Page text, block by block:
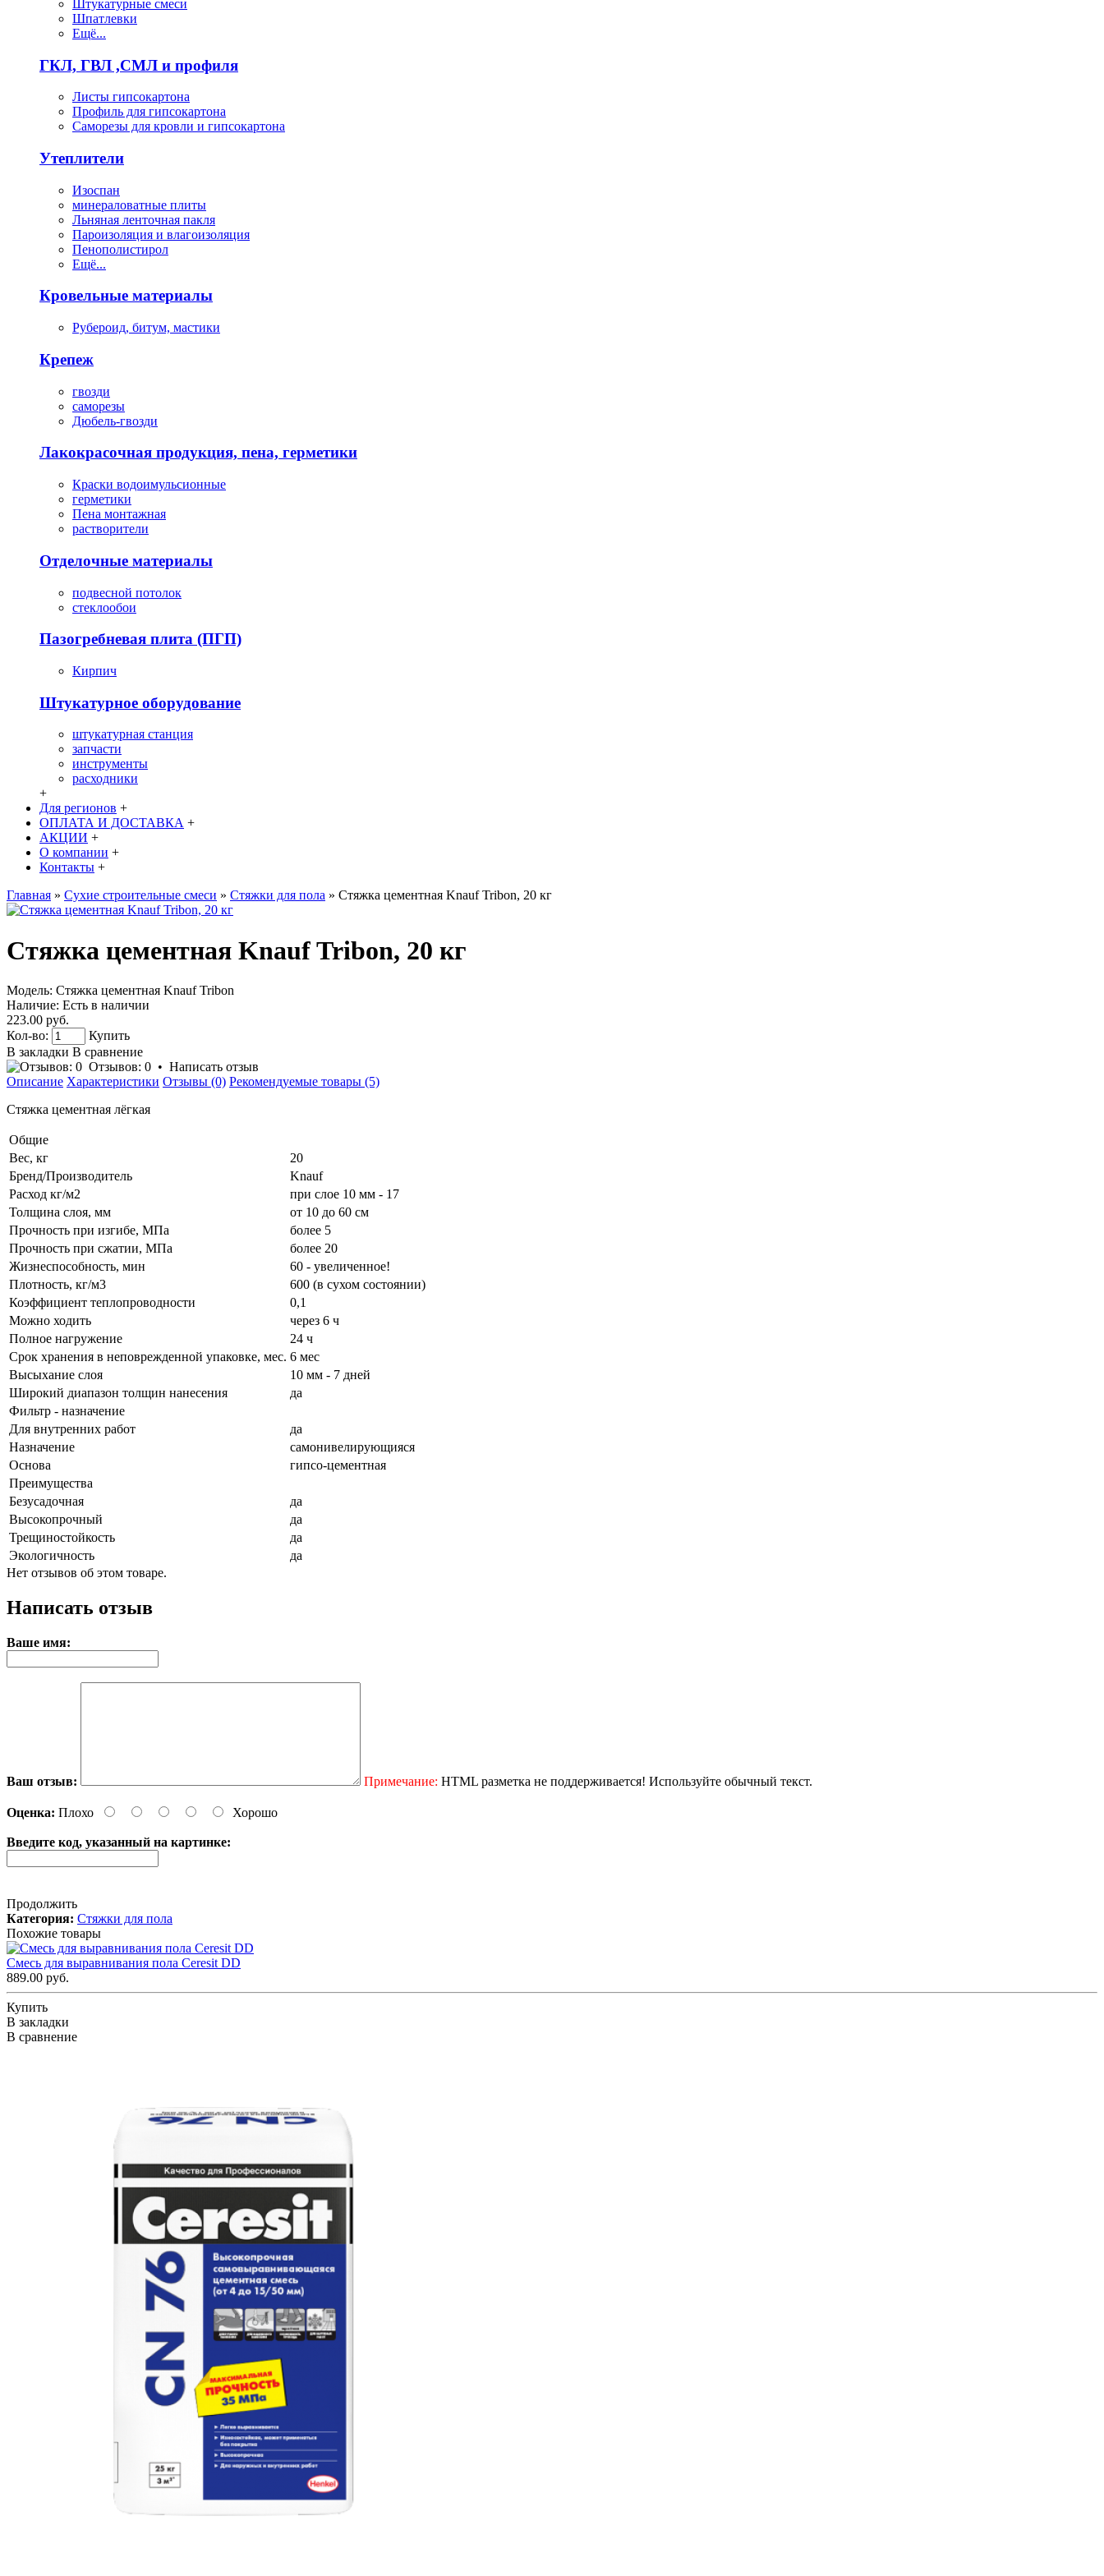
Штукатурные смеси
Шпатлевки
Ещё...
ГКЛ, ГВЛ ,СМЛ и профиля
Листы гипсокартона
Профиль для гипсокартона
Саморезы для кровли и гипсокартона
Утеплители
Изоспан
минераловатные плиты
Льняная ленточная пакля
Пароизоляция и влагоизоляция
Пенополистирол
Ещё...
Кровельные материалы
Рубероид, битум, мастики
Крепеж
гвозди
саморезы
Дюбель-гвозди
Лакокрасочная продукция, пена, герметики
Краски водоимульсионные
герметики
Пена монтажная
растворители
Отделочные материалы
подвесной потолок
стеклообои
Пазогребневая плита (ПГП)
Кирпич
Штукатурное оборудование
штукатурная станция
запчасти
инструменты
расходники
+
Для регионов +
ОПЛАТА И ДОСТАВКА +
АКЦИИ +
О компании +
Контакты +
Главная » Сухие строительные смеси » Стяжки для пола » Стяжка цементная Knauf Tribon, 20 кг
Стяжка цементная Knauf Tribon, 20 кг
Модель: Стяжка цементная Knauf Tribon
Наличие: Есть в наличии
223.00 руб.
Кол-во:
Купить
В закладки В сравнение
Отзывов: 0 • Написать отзыв
Описание Характеристики Отзывы (0) Рекомендуемые товары (5)
Стяжка цементная лёгкая
Общие
Вес, кг
20
Бренд/Производитель
Knauf
Расход кг/м2
при слое 10 мм - 17
Толщина слоя, мм
от 10 до 60 см
Прочность при изгибе, МПа
более 5
Прочность при сжатии, МПа
более 20
Жизнеспособность, мин
60 - увеличенное!
Плотность, кг/м3
600 (в сухом состоянии)
Коэффициент теплопроводности
0,1
Можно ходить
через 6 ч
Полное нагружение
24 ч
Срок хранения в неповрежденной упаковке, мес. 6 мес
Высыхание слоя
10 мм - 7 дней
Широкий диапазон толщин нанесения
да
Фильтр - назначение
Для внутренних работ
да
Назначение
самонивелирующияся
Основа
гипсо-цементная
Преимущества
Безусадочная
да
Высокопрочный
да
Трещиностойкость
да
Экологичность
да
Нет отзывов об этом товаре.
Написать отзыв
Ваше имя:
Ваш отзыв: Примечание: HTML разметка не поддерживается! Используйте обычный текст.
Оценка: Плохо Хорошо
Введите код, указанный на картинке:
Продолжить
Категория: Стяжки для пола
Похожие товары
Смесь для выравнивания пола Ceresit DD
889.00 руб.
Купить
В закладки
В сравнение